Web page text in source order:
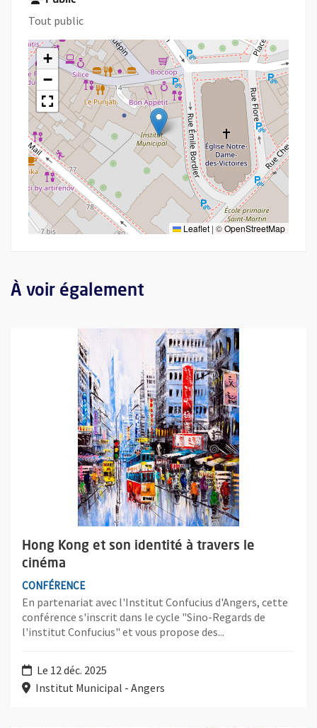
Tout public
+
−
Leaflet | ©OpenStreetMap
À voir également
Hong Kong et son identité à travers le
cinéma
CONFÉRENCE
En partenariat avec l'Institut Confucius d'Angers, cette
conférence s'inscrit dans le cycle "Sino-Regards de
l'institut Confucius" et vous propose des...
Le 12 déc. 2025
Institut Municipal - Angers
Plus d'information sur l'évènement : Hong Kong et son